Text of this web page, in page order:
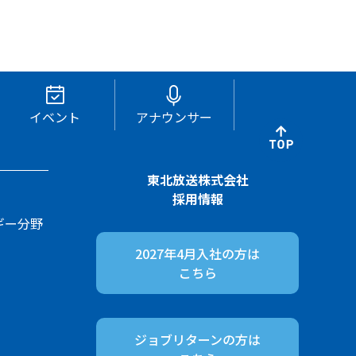
イベント アナウンサー
ー分野
東北放送株式会社
採用情報
2027年4月入社の方は
こちら
ジョブリターンの方は